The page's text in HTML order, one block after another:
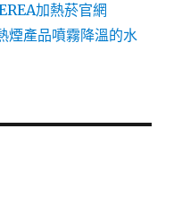
加熱菸官網
煙產品噴霧降溫的水